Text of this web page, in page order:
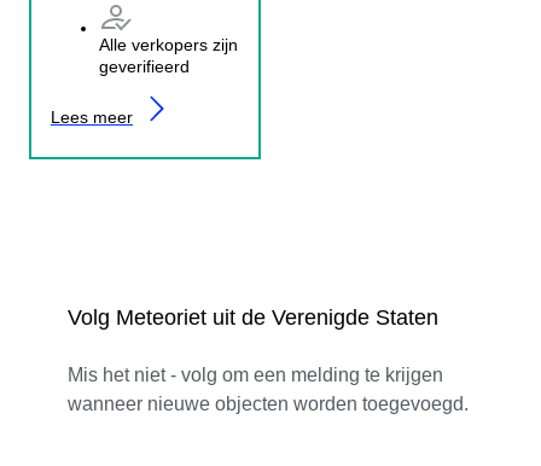
Alle verkopers zijn
geverifieerd
Lees meer
Volg Meteoriet uit de Verenigde Staten
Mis het niet - volg om een melding te krijgen
wanneer nieuwe objecten worden toegevoegd.